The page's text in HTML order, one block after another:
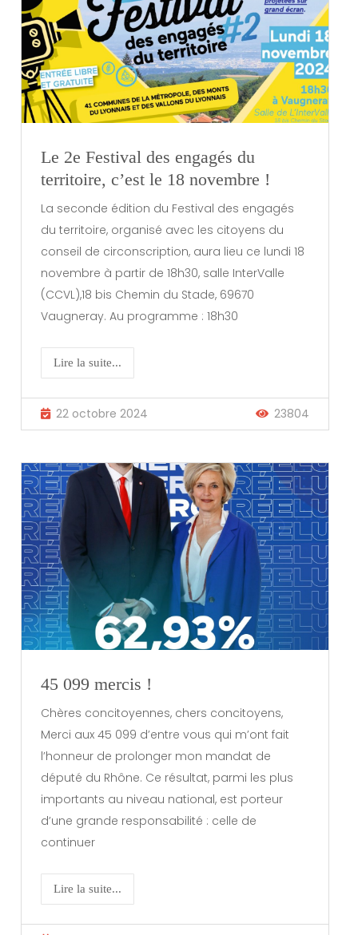
Le 2e Festival des engagés du
territoire, c’est le 18 novembre !
La seconde édition du Festival des engagés
du territoire, organisé avec les citoyens du
conseil de circonscription, aura lieu ce lundi 18
novembre à partir de 18h30, salle InterValle
(CCVL),18 bis Chemin du Stade, 69670
Vaugneray. Au programme : 18h30
Lire la suite...
22 octobre 2024 23804
45 099 mercis !
Chères concitoyennes, chers concitoyens,
Merci aux 45 099 d’entre vous qui m’ont fait
l’honneur de prolonger mon mandat de
député du Rhône. Ce résultat, parmi les plus
importants au niveau national, est porteur
d’une grande responsabilité : celle de
continuer
Lire la suite...